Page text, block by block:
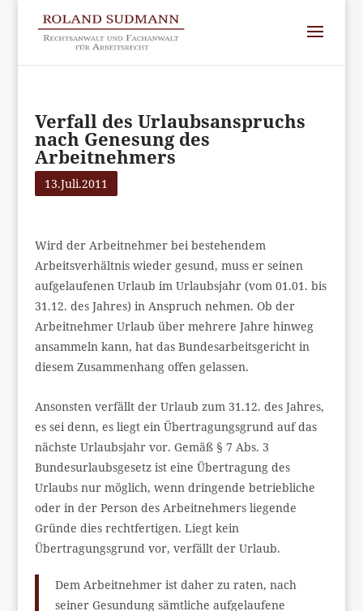
Verfall des Urlaubsanspruchs
nach Genesung des
Arbeitnehmers
13.Juli.2011
Wird der Arbeitnehmer bei bestehendem
Arbeitsverhältnis wieder gesund, muss er seinen
aufgelaufenen Urlaub im Urlaubsjahr (vom 01.01. bis
31.12. des Jahres) in Anspruch nehmen. Ob der
Arbeitnehmer Urlaub über mehrere Jahre hinweg
ansammeln kann, hat das Bundesarbeitsgericht in
diesem Zusammenhang offen gelassen.
Ansonsten verfällt der Urlaub zum 31.12. des Jahres,
es sei denn, es liegt ein Übertragungsgrund auf das
nächste Urlaubsjahr vor. Gemäß § 7 Abs. 3
Bundesurlaubsgesetz ist eine Übertragung des
Urlaubs nur möglich, wenn dringende betriebliche
oder in der Person des Arbeitnehmers liegende
Gründe dies rechtfertigen. Liegt kein
Übertragungsgrund vor, verfällt der Urlaub.
Dem Arbeitnehmer ist daher zu raten, nach
seiner Gesundung sämtliche aufgelaufene